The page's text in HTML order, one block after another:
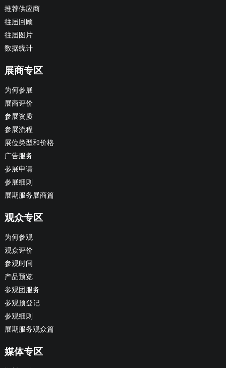
推荐供应商
往届回顾
往届图片
数据统计
展商专区
为何参展
展商评价
参展资质
参展流程
展位类型和价格
广告服务
参展申请
参展细则
展期服务展商篇
观众专区
为何参观
观众评价
参观时间
产品预览
参观团服务
参观预登记
参观细则
展期服务观众篇
媒体专区